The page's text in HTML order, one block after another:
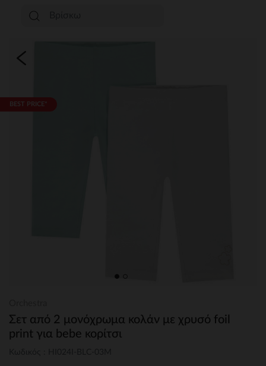
BEST PRICE*
Σετ από 2 μονόχρωμα κολάν με χρυσό foil
print για bebe κορίτσι